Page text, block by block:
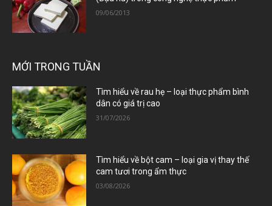
09/06/2013
MỚI TRONG TUẦN
Tìm hiểu về rau hẹ – loại thực phẩm bình
dân có giá trị cao
31/07/2026
Tìm hiểu về bột cam – loại gia vị thay thế
cam tươi trong ẩm thực
03/08/2026